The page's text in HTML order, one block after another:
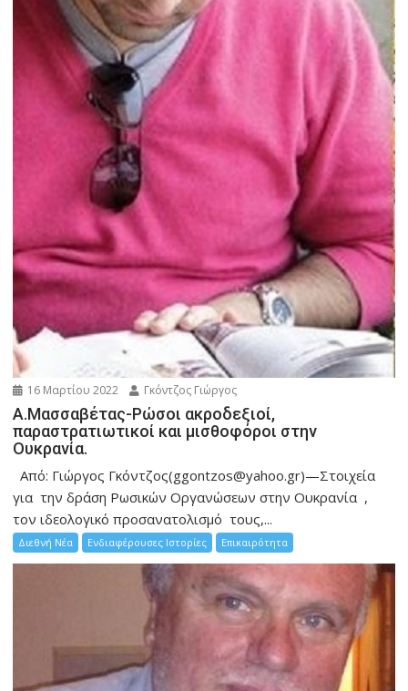
16 Μαρτίου 2022 Γκόντζος Γιώργος
Α.Μασσαβέτας-Ρώσοι ακροδεξιοί,
παραστρατιωτικοί και μισθοφόροι στην
Ουκρανία.
Από: Γιώργος Γκόντζος(ggontzos@yahoo.gr)—Στοιχεία
για την δράση Ρωσικών Οργανώσεων στην Ουκρανία ,
τον ιδεολογικό προσανατολισμό τους,...
Διεθνή Νέα Ενδιαφέρουσες Ιστορίες Επικαιρότητα